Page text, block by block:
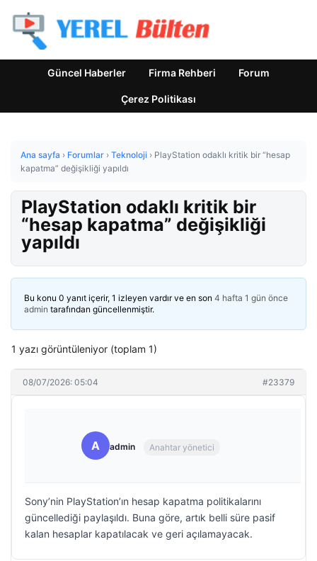
Güncel Haberler Firma Rehberi Forum
Çerez Politikası
Ana sayfa › Forumlar › Teknoloji › PlayStation odaklı kritik bir “hesap
kapatma” değişikliği yapıldı
PlayStation odaklı kritik bir
“hesap kapatma” değişikliği
yapıldı
Bu konu 0 yanıt içerir, 1 izleyen vardır ve en son 4 hafta 1 gün önce
admin tarafından güncellenmiştir.
1 yazı görüntüleniyor (toplam 1)
08/07/2026: 05:04 #23379
A admin Anahtar yönetici
Sony’nin PlayStation’ın hesap kapatma politikalarını
güncellediği paylaşıldı. Buna göre, artık belli süre pasif
kalan hesaplar kapatılacak ve geri açılamayacak.